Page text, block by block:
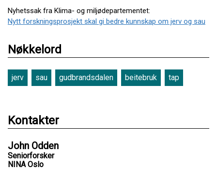
Nyhetssak fra Klima- og miljødepartementet:
Nytt forskningsprosjekt skal gi bedre kunnskap om jerv og sau
Nøkkelord
jerv sau gudbrandsdalen beitebruk tap
Kontakter
John Odden
Seniorforsker
NINA Oslo